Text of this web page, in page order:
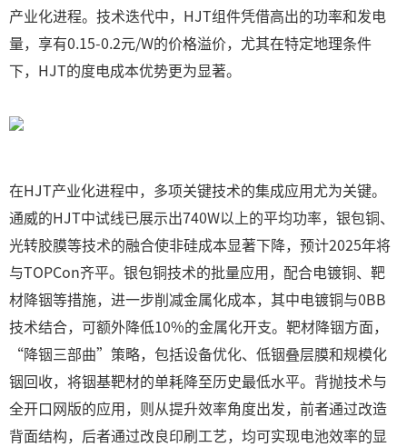
产业化进程。技术迭代中，HJT组件凭借高出的功率和发电
量，享有0.15-0.2元/W的价格溢价，尤其在特定地理条件
下，HJT的度电成本优势更为显著。
在HJT产业化进程中，多项关键技术的集成应用尤为关键。
通威的HJT中试线已展示出740W以上的平均功率，银包铜、
光转胶膜等技术的融合使非硅成本显著下降，预计2025年将
与TOPCon齐平。银包铜技术的批量应用，配合电镀铜、靶
材降铟等措施，进一步削减金属化成本，其中电镀铜与0BB
技术结合，可额外降低10%的金属化开支。靶材降铟方面，
“降铟三部曲”策略，包括设备优化、低铟叠层膜和规模化
铟回收，将铟基靶材的单耗降至历史最低水平。背抛技术与
全开口网版的应用，则从提升效率角度出发，前者通过改造
背面结构，后者通过改良印刷工艺，均可实现电池效率的显